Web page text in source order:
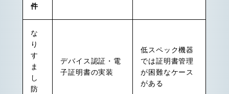
件
な
り
す
ま
し
防
デバイス認証・電
子証明書の実装
低スペック機器
では証明書管理
が困難なケース
がある